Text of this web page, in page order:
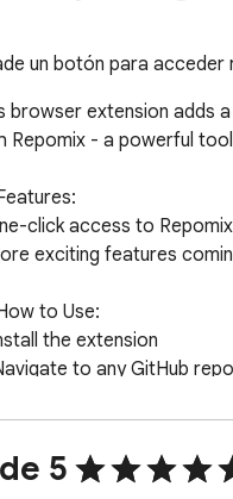
un botón para
browser extension adds
Repomix - a powerful
click access to
exciting features
to Use:
the extension
to any GitHub
be redirected to
a packaged
5